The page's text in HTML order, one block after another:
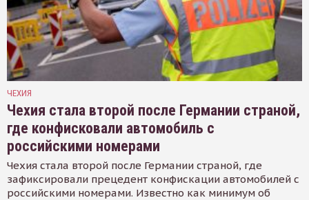
ЧЕХИЯ
Чехия стала второй после Германии страной,
где конфисковали автомобиль с
российскими номерами
Чехия стала второй после Германии страной, где
зафиксировали прецедент конфискации автомобилей с
российскими номерами. Известно как минимум об